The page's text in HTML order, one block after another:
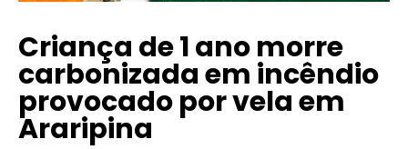
Criança de 1 ano morre
carbonizada em incêndio
provocado por vela em
Araripina